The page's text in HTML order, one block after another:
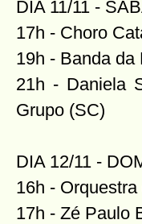
DIA 11/11 -
17h - Choro
19h - Banda da
21h - Daniela
Grupo (SC)
DIA 12/11 -
16h -
17h - Zé Paulo